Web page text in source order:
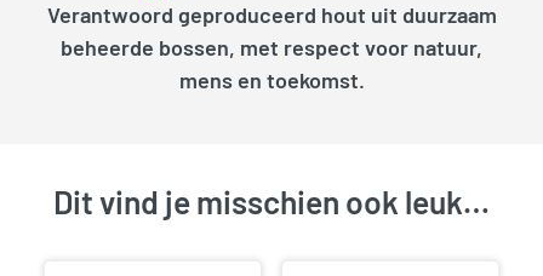
Verantwoord geproduceerd hout uit duurzaam
beheerde bossen, met respect voor natuur,
mens en toekomst.
Dit vind je misschien ook leuk…